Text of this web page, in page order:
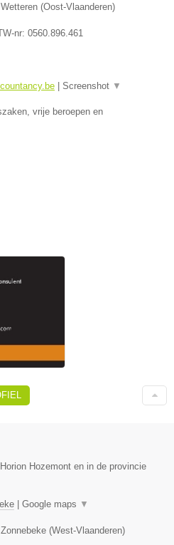
Wetteren (Oost-Vlaanderen)
nr: 0560.896.461
Screenshot ▼
vrije beroepen en
Hozemont en in de provincie
| Google maps ▼
Zonnebeke (West-Vlaanderen)